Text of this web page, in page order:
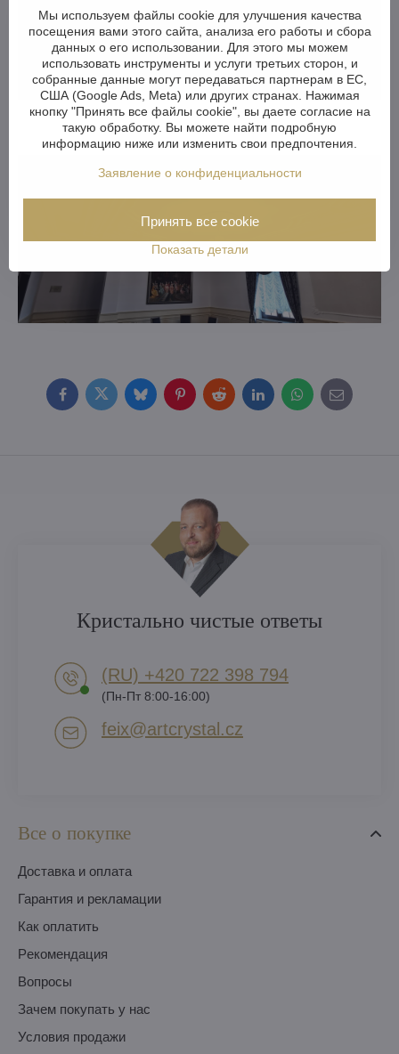
FacebookTwitterBlueskyPinterestRedditLinkedInWhatsApp
E-
mail
Все о покупке
Доставка и оплата
Гарантия и рекламации
Как оплатить
Pекомендация
Вопросы
Зачем покупать у нас
Условия продажи
Кристально чистые ответы
(RU) +420 722 398 794​
(Пн-Пт 8:00-16:00)
feix​@artcrystal​.cz
Мы используем файлы cookie для улучшения качества
посещения вами этого сайта, анализа его работы и сбора
данных о его использовании. Для этого мы можем
использовать инструменты и услуги третьих сторон, и
собранные данные могут передаваться партнерам в ЕС,
США (Google Ads, Meta) или других странах. Нажимая
кнопку "Принять все файлы cookie", вы даете согласие на
такую обработку. Вы можете найти подробную
информацию ниже или изменить свои предпочтения.
Заявление о конфиденциальности
Показать детали
Принять все cookie